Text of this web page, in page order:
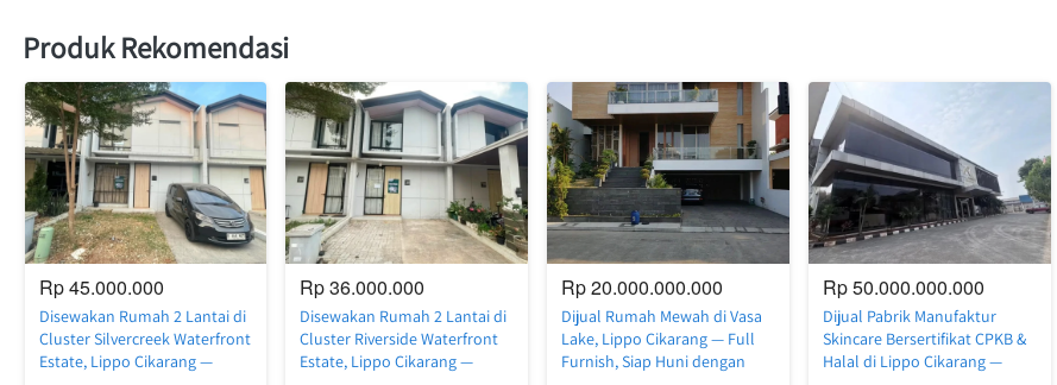
Produk Rekomendasi
Rp 45.000.000
Disewakan Rumah 2 Lantai di
Cluster Silvercreek Waterfront
Estate, Lippo Cikarang —
Rp 36.000.000
Disewakan Rumah 2 Lantai di
Cluster Riverside Waterfront
Estate, Lippo Cikarang —
Rp 20.000.000.000
Dijual Rumah Mewah di Vasa
Lake, Lippo Cikarang — Full
Furnish, Siap Huni dengan
Rp 50.000.000.000
Dijual Pabrik Manufaktur
Skincare Bersertifikat CPKB &
Halal di Lippo Cikarang —